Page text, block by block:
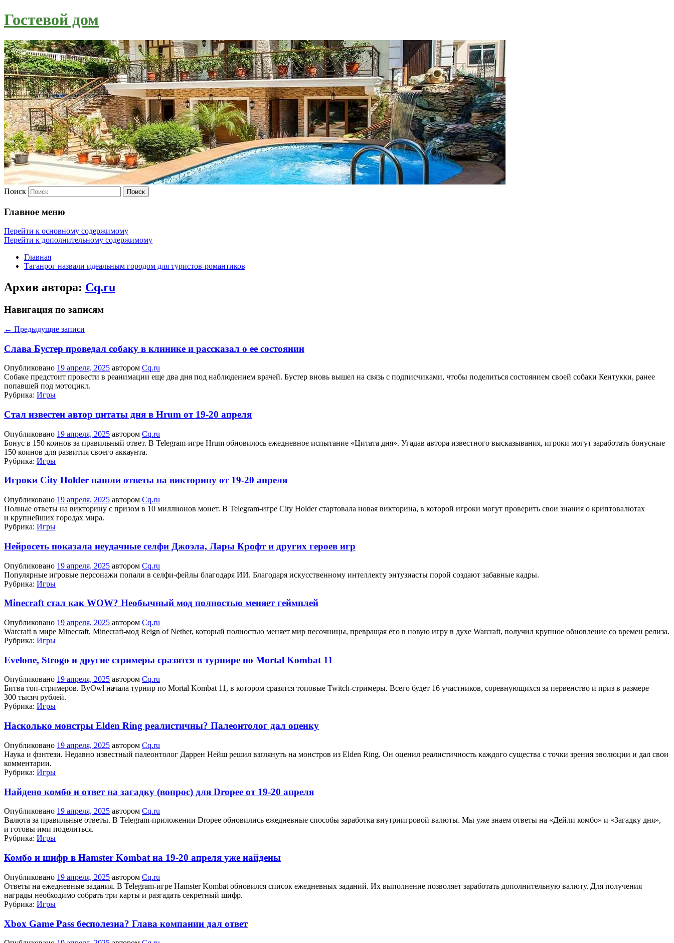
Гостевой дом
Поиск
Главное меню
Перейти к основному содержимому
Перейти к дополнительному содержимому
Главная
Таганрог назвали идеальным городом для туристов-романтиков
Архив автора: Cq.ru
Навигация по записям
← Предыдущие записи
Слава Бустер проведал собаку в клинике и рассказал о ее состоянии
Опубликовано 19 апреля, 2025 автором Cq.ru
Собаке предстоит провести в реанимации еще два дня под наблюдением врачей. Бустер вновь вышел на связь с подписчиками, чтобы поделиться состоянием своей собаки Кентукки, ранее
попавшей под мотоцикл.
Рубрика: Игры
Стал известен автор цитаты дня в Hrum от 19-20 апреля
Опубликовано 19 апреля, 2025 автором Cq.ru
Бонус в 150 коинов за правильный ответ. В Telegram-игре Hrum обновилось ежедневное испытание «Цитата дня». Угадав автора известного высказывания, игроки могут заработать бонусные
150 коинов для развития своего аккаунта.
Рубрика: Игры
Игроки City Holder нашли ответы на викторину от 19-20 апреля
Опубликовано 19 апреля, 2025 автором Cq.ru
Полные ответы на викторину с призом в 10 миллионов монет. В Telegram-игре City Holder стартовала новая викторина, в которой игроки могут проверить свои знания о криптовалютах
и крупнейших городах мира.
Рубрика: Игры
Нейросеть показала неудачные селфи Джоэла, Лары Крофт и других героев игр
Опубликовано 19 апреля, 2025 автором Cq.ru
Популярные игровые персонажи попали в селфи-фейлы благодаря ИИ. Благодаря искусственному интеллекту энтузиасты порой создают забавные кадры.
Рубрика: Игры
Minecraft стал как WOW? Необычный мод полностью меняет геймплей
Опубликовано 19 апреля, 2025 автором Cq.ru
Warcraft в мире Minecraft. Minecraft-мод Reign of Nether, который полностью меняет мир песочницы, превращая его в новую игру в духе Warcraft, получил крупное обновление со времен релиза.
Рубрика: Игры
Evelone, Strogo и другие стримеры сразятся в турнире по Mortal Kombat 11
Опубликовано 19 апреля, 2025 автором Cq.ru
Битва топ-стримеров. ByOwl начала турнир по Mortal Kombat 11, в котором сразятся топовые Twitch-стримеры. Всего будет 16 участников, соревнующихся за первенство и приз в размере
300 тысяч рублей.
Рубрика: Игры
Насколько монстры Elden Ring реалистичны? Палеонтолог дал оценку
Опубликовано 19 апреля, 2025 автором Cq.ru
Наука и фэнтези. Недавно известный палеонтолог Даррен Нейш решил взглянуть на монстров из Elden Ring. Он оценил реалистичность каждого существа с точки зрения эволюции и дал свои
комментарии.
Рубрика: Игры
Найдено комбо и ответ на загадку (вопрос) для Dropee от 19-20 апреля
Опубликовано 19 апреля, 2025 автором Cq.ru
Валюта за правильные ответы. В Telegram-приложении Dropee обновились ежедневные способы заработка внутриигровой валюты. Мы уже знаем ответы на «Дейли комбо» и «Загадку дня»,
и готовы ими поделиться.
Рубрика: Игры
Комбо и шифр в Hamster Kombat на 19-20 апреля уже найдены
Опубликовано 19 апреля, 2025 автором Cq.ru
Ответы на ежедневные задания. В Telegram-игре Hamster Kombat обновился список ежедневных заданий. Их выполнение позволяет заработать дополнительную валюту. Для получения
награды необходимо собрать три карты и разгадать секретный шифр.
Рубрика: Игры
Xbox Game Pass бесполезна? Глава компании дал ответ